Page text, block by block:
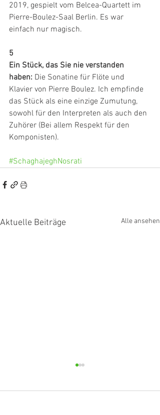
2019, gespielt vom Belcea-Quartett im
Pierre-Boulez-Saal Berlin. Es war
einfach nur magisch.
5
Ein Stück, das Sie nie verstanden
haben: Die Sonatine für Flöte und
Klavier von Pierre Boulez. Ich empfinde
das Stück als eine einzige Zumutung,
sowohl für den Interpreten als auch den
Zuhörer (Bei allem Respekt für den
Komponisten).
#SchaghajeghNosrati
Aktuelle Beiträge Alle ansehen